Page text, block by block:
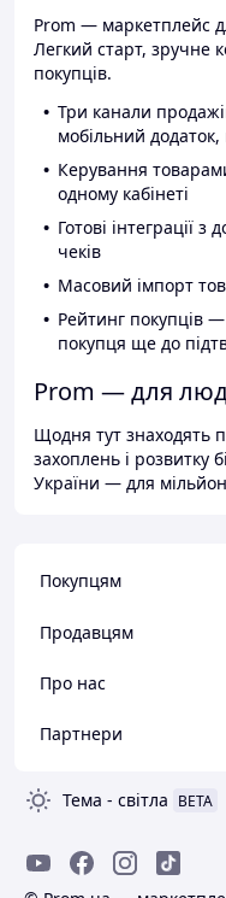
Prom — маркетплейс
Легкий старт, зручне
покупців.
Три канали
мобільний
Керування
одному кабінеті
Готові інтеграції
чеків
Масовий імпорт
Рейтинг покупців
покупця ще до
Prom — для
Щодня тут знаходять
захоплень і розвитку
України — для
Покупцям
Продавцям
Про нас
Партнери
Тема - світла BETA